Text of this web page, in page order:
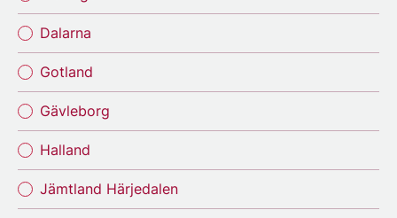
Dalarna
Gotland
Gävleborg
Halland
Jämtland Härjedalen